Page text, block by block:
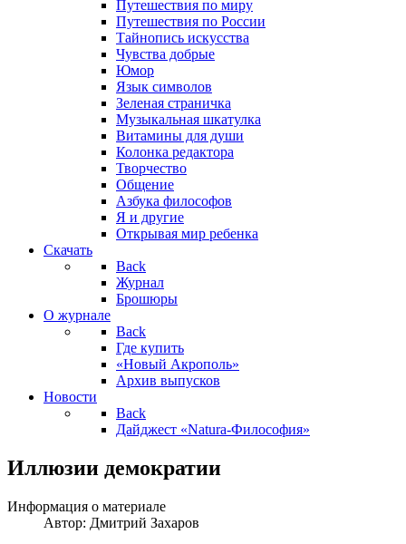
Путешествия по миру
Путешествия по России
Тайнопись искусства
Чувства добрые
Юмор
Язык символов
Зеленая страничка
Музыкальная шкатулка
Витамины для души
Колонка редактора
Творчество
Общение
Азбука философов
Я и другие
Открывая мир ребенка
Скачать
Back
Журнал
Брошюры
О журнале
Back
Где купить
«Новый Акрополь»
Архив выпусков
Новости
Back
Дайджест «Natura-Философия»
Иллюзии демократии
Информация о материале
Автор: Дмитрий Захаров